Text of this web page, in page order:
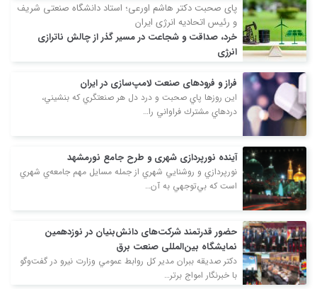
پای صحبت دکتر هاشم اورعی؛ استاد دانشگاه صنعتی شریف
و رئیس اتحادیه انرژی ایران
خرد، صداقت و شجاعت در مسیر گذر از چالش ناترازی
انرژی
اورعی میرزمانی استاد دانشگاه صنعتی شریف…
فراز و فرود‌های صنعت لامپ‌سازی در ایران
اين روزها پاي صحبت و درد دل هر صنعتگري كه بنشيني،
درد‌هاي مشترك فراواني را…
آینده‌ نورپردازی شهری و طرح جامع نورمشهد
نورپردازي و روشنايي شهري از جمله مسايل مهم جامعه‌ي شهري
است كه بي‌توجهي به آن…
حضور قدرتمند شرکت‌های دانش‌بنیان در نوزدهمین
نمایشگاه بین‌المللی صنعت برق
دكتر صديقه ببران مدير كل روابط عمومي وزارت نيرو در گفت‌وگو
با خبرنگار امواج برتر…